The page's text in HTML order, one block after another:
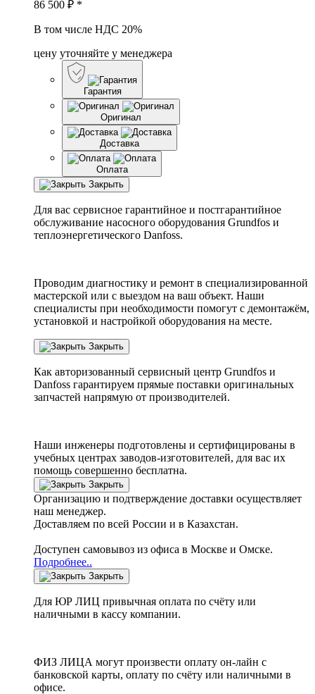
86 500 ₽ *
В том числе НДС 20%
цену уточняйте у менеджера
Гарантия
Оригинал
Доставка
Оплата
Закрыть
Для вас сервисное гарантийное и постгарантийное
обслуживание насосного оборудования Grundfos и
теплоэнергетического Danfoss.
Проводим диагностику и ремонт в специализированной
мастерской или с выездом на ваш объект. Наши
специалисты при необходимости помогут с демонтажём,
установкой и настройкой оборудования на месте.
Закрыть
Как авторизованный сервисный центр Grundfos и
Danfoss гарантируем прямые поставки оригинальных
запчастей напрямую от производителей.
Наши инженеры подготовлены и сертифицированы в
учебных центрах заводов-изготовителей, для вас их
помощь совершенно бесплатна.
Закрыть
Организацию и подтверждение доставки осуществляет
наш менеджер.
Доставляем по всей России и в Казахстан.
Доступен самовывоз из офиса в Москве и Омске.
Подробнее..
Закрыть
Для ЮР ЛИЦ привычная оплата по счёту или
наличными в кассу компании.
ФИЗ ЛИЦА могут произвести оплату он-лайн с
банковской карты, оплату по счёту или наличными в
офисе.